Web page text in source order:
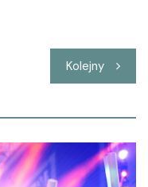
Kolejny